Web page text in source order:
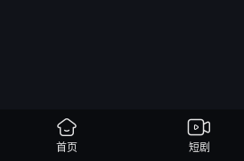
首页 短剧